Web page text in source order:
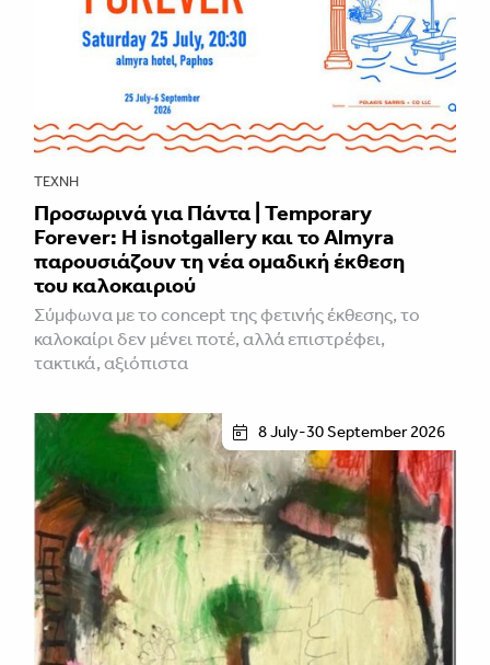
ΤΈΧΝΗ
Προσωρινά για Πάντα | Temporary
Forever: Η isnotgallery και το Almyra
παρουσιάζουν τη νέα ομαδική έκθεση
του καλοκαιριού
Σύμφωνα με το concept της φετινής έκθεσης, το
καλοκαίρι δεν μένει ποτέ, αλλά επιστρέφει,
τακτικά, αξιόπιστα
8 July-30 September 2026